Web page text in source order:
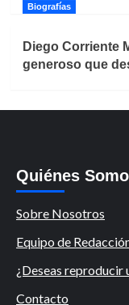
Biografías
Diego Corriente
generoso que
Quiénes
Sobre Nosotros
Equipo de
¿Deseas reproducir
Contacto